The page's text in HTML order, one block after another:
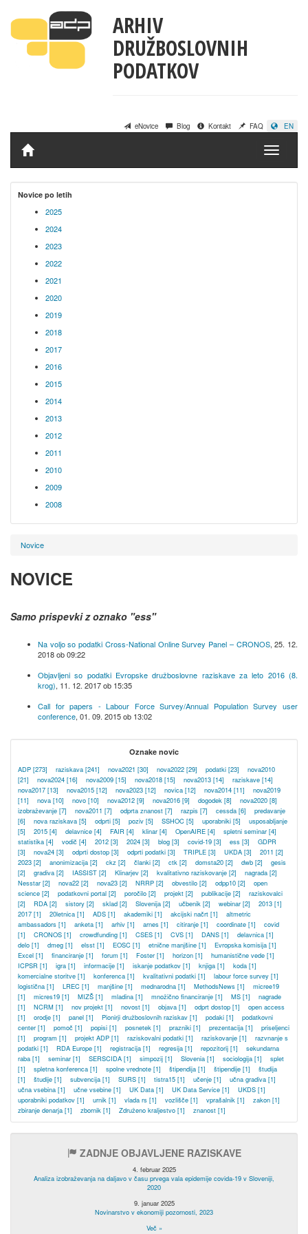
ARHIV
DRUŽBOSLOVNIH
PODATKOV
eNovice Blog Kontakt FAQ EN
Domov
Novice po letih
2025
2024
2023
2022
2021
2020
2019
2018
2017
2016
2015
2014
2013
2012
2011
2010
2009
2008
Novice
NOVICE
Samo prispevki z oznako "ess"
Na voljo so podatki Cross-National Online Survey Panel – CRONOS,25. 12.
2018 ob 09:22
Objavljeni so podatki Evropske družboslovne raziskave za leto 2016 (8.
krog), 11. 12. 2017 ob 15:35
Call for papers - Labour Force Survey/Annual Population Survey user
conference, 01. 09. 2015 ob 13:02
Oznake novic
ADP [273] raziskava [241] nova2021 [30] nova2022 [29] podatki [23]
nova2010
[21]
nova2024 [16] nova2009 [15] nova2018 [15] nova2013 [14] raziskave [14]
nova2017 [13] nova2015 [12] nova2023 [12] novica [12] nova2014 [11]
nova2019
[11]
nova [10] novo [10] nova2012 [9] nova2016 [9] dogodek [8] nova2020 [8]
izobraževanje [7] nova2011 [7] odprta znanost [7] razpis [7] cessda [6]
predavanje
[6]
nova raziskava [5] odprti [5] poziv [5] SSHOC [5] uporabniki [5]
usposabljanje
[5]
2015 [4] delavnice [4] FAIR [4] klinar [4] OpenAIRE [4] spletni seminar [4]
statistika [4] vodič [4] 2012 [3] 2024 [3] blog [3] covid-19 [3] ess [3]
GDPR
[3]
nova24 [3] odprti dostop [3] odprti podatki [3] TRIPLE [3] UKDA [3] 2011 [2]
2023 [2] anonimizacija [2] ckz [2] članki [2] ctk [2] domsta20 [2] dwb [2]
gesis
[2]
gradiva [2] IASSIST [2] Klinarjev [2] kvalitativno raziskovanje [2] nagrada [2]
Nesstar [2] nova22 [2] nova23 [2] NRRP [2] obvestilo [2] odpp10 [2]
open
science [2] podatkovni portal [2] poročilo [2] projekt [2] publikacije [2]
raziskovalci
[2]
RDA [2] sistory [2] sklad [2] Slovenija [2] učbenik [2] webinar [2] 2013 [1]
2017 [1] 20letnica [1] ADS [1] akademiki [1] akcijski načrt [1]
altmetric
ambassadors [1] anketa [1] arhiv [1] arnes [1] citiranje [1] coordinate [1]
covid
[1]
CRONOS [1] crowdfunding [1] CSES [1] CVS [1] DANS [1] delavnica [1]
delo [1] dmeg [1] elsst [1] EOSC [1] etnične manjšine [1] Evropska komisija [1]
Excel [1] financiranje [1] forum [1] Foster [1] horizon [1] humanistične vede [1]
ICPSR [1] igra [1] informacije [1] iskanje podatkov [1] knjiga [1] koda [1]
komercialne storitve [1] konferenca [1] kvalitativni podatki [1] labour force survey [1]
logistična [1] LREC [1] manjšine [1] mednarodna [1] MethodsNews [1]
micree19
[1]
micres19 [1] MIZŠ [1] mladina [1] množično financiranje [1] MS [1]
nagrade
[1]
NCRM [1] nov projekt [1] novost [1] objava [1] odprt dostop [1]
open access
[1]
orodje [1] panel [1] Pionirji družboslovnih raziskav [1] podaki [1]
podatkovni
center [1] pomoč [1] popisi [1] posnetek [1] prazniki [1] prezentacija [1]
priseljenci
[1]
program [1] projekt ADP [1] raziskovalni podatki [1] raziskovanje [1]
razvnanje s
podatki [1] RDA Europe [1] registracija [1] regresija [1] repozitorij [1]
sekundarna
raba [1] seminar [1] SERSCIDA [1] simpozij [1] Slovenia [1] sociologija [1]
splet
[1]
spletna konferenca [1] spolne vrednote [1] štipendija [1] štipendije [1]
študija
[1]
študije [1] subvencija [1] SURS [1] tistra15 [1] učenje [1] učna gradiva [1]
učna vsebina [1] učne vsebine [1] UK Data [1] UK Data Service [1] UKDS [1]
uporabniki podatkov [1] urnik [1] vlada rs [1] vozlišče [1] vprašalnik [1] zakon [1]
zbiranje denarja [1] zbornik [1] Združeno kraljestvo [1] znanost [1]
ZADNJE OBJAVLJENE RAZISKAVE
4. februar 2025
Analiza izobraževanja na daljavo v času prvega vala epidemije covida-19 v Sloveniji,
2020
9. januar 2025
Novinarstvo v ekonomiji pozornosti, 2023
Več »